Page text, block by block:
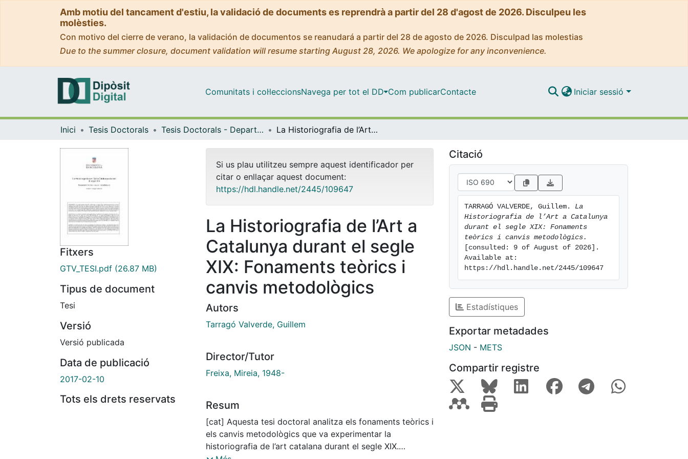
Amb motiu del tancament d'estiu, la validació de documents es reprendrà a partir del 28 d'agost de 2026. Disculpeu les
molèsties.
Con motivo del cierre de verano, la validación de documentos se reanudará a partir del 28 de agosto de 2026. Disculpad las molestias
Due to the summer closure, document validation will resume starting August 28, 2026. We apologize for any inconvenience.
Comunitats i col·leccionsNavega per tot el DD Com publicarContacte Iniciar sessió
Inici Tesis Doctorals Tesis Doctorals - Departament - Història de l'Art La Historiografia de l’Art a Catalunya durant el segle XIX: Fonaments teòrics i canvis metodològics
Fitxers
GTV_TESI.pdf (26.87 MB)
Tipus de document
Tesi
Versió
Versió publicada
Data de publicació
2017-02-10
Tots els drets reservats
Si us plau utilitzeu sempre aquest identificador per
citar o enllaçar aquest document:
https://hdl.handle.net/2445/109647
La Historiografia de l’Art a
Catalunya durant el segle
XIX: Fonaments teòrics i
canvis metodològics
Autors
Tarragó Valverde, Guillem
Director/Tutor
Freixa, Mireia, 1948-
Resum
[cat] Aquesta tesi doctoral analitza els fonaments teòrics i
els canvis metodològics que va experimentar la
historiografia de l’art catalana durant el segle XIX.
Citació
TARRAGÓ VALVERDE, Guillem. La
Historiografia de l’Art a Catalunya
durant el segle XIX: Fonaments
teòrics i canvis metodològics.
[consulted: 9 of August of 2026].
Available at:
https://hdl.handle.net/2445/109647
Estadístiques
Exportar metadades
JSON - METS
Compartir registre